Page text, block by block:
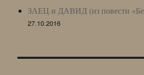
ЗАЕЦ и ДАВИД (из повести
27.10.2016